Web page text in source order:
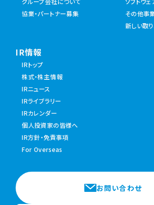
協業・パートナー募集
その他事
新しい取
IR情報
IRトップ
株式・株主情報
IRニュース
IRライブラリー
IRカレンダー
個人投資家の皆様へ
IR方針・免責事項
For Overseas
お問い合わせ